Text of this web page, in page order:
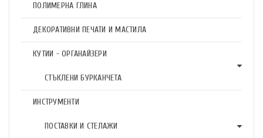
ПОЛИМЕРНА ГЛИНА
ДЕКОРАТИВНИ ПЕЧАТИ И МАСТИЛА
КУТИИ - ОРГАНАЙЗЕРИ
СТЪКЛЕНИ БУРКАНЧЕТА
ИНСТРУМЕНТИ
ПОСТАВКИ И СТЕЛАЖИ